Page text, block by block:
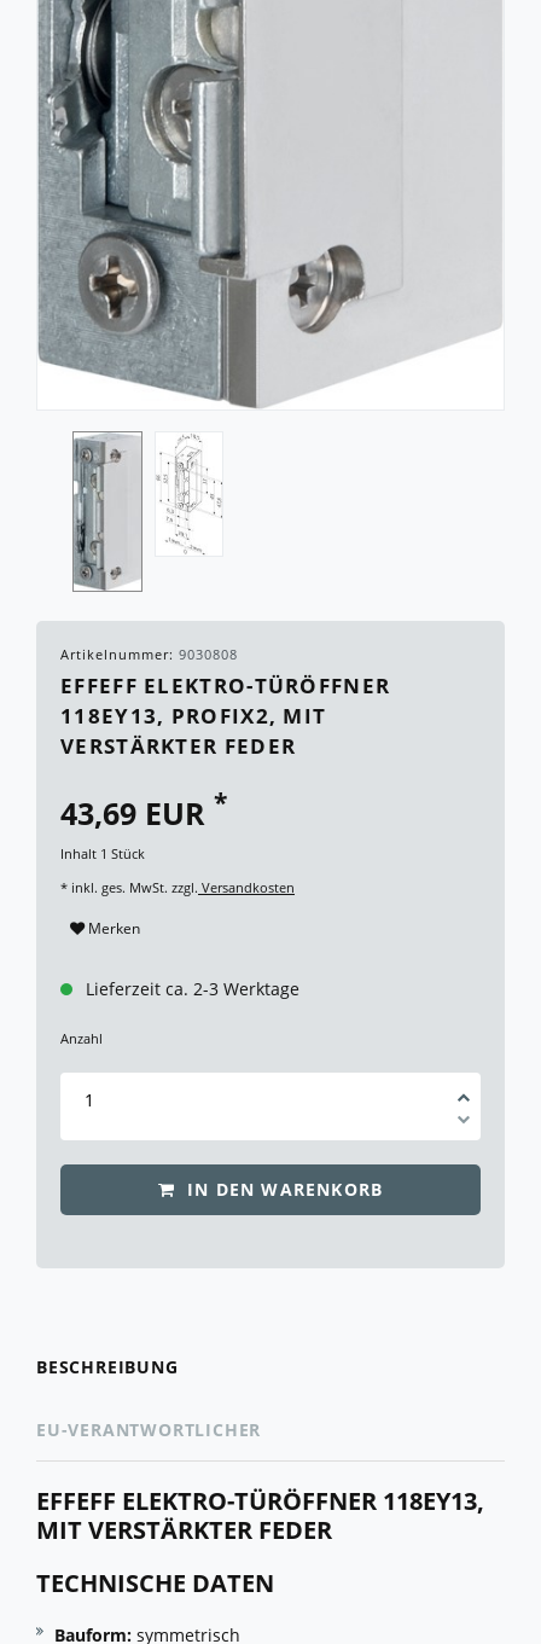
Artikelnummer: 9030808
EFFEFF ELEKTRO-TÜRÖFFNER
118EY13, PROFIX2, MIT
VERSTÄRKTER FEDER
43,69 EUR *
Inhalt 1 Stück
* inkl. ges. MwSt. zzgl. Versandkosten
Merken
Lieferzeit ca. 2-3 Werktage
Anzahl
IN DEN WARENKORB
BESCHREIBUNG
EU-VERANTWORTLICHER
EFFEFF ELEKTRO-TÜRÖFFNER 118EY13,
MIT VERSTÄRKTER FEDER
TECHNISCHE DATEN
Bauform: symmetrisch